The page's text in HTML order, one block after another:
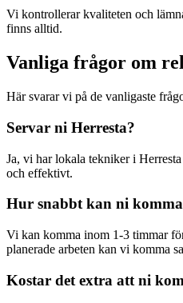
Vi kontrollerar kvaliteten och
finns alltid.
Vanliga frågor om
Här svarar vi på de vanligaste
Servar ni Herresta?
Ja, vi har lokala tekniker i Herresta
och effektivt.
Hur snabbt kan ni
Vi kan komma inom 1-3 timmar
planerade arbeten kan vi komma
Kostar det extra att ni